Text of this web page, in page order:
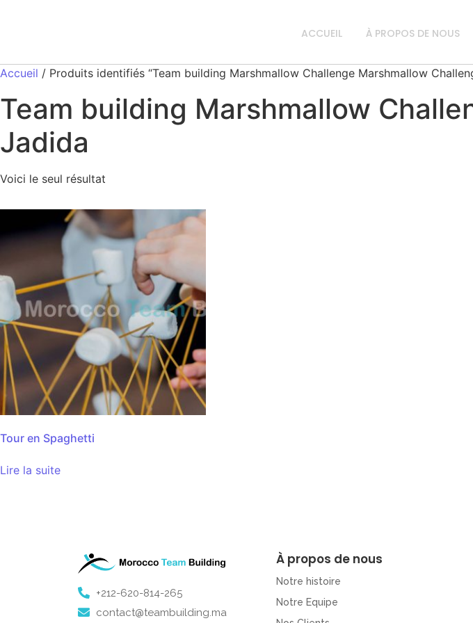
ACCUEIL À PROPOS DE NOUS
Accueil / Produits identifiés “Team building Marshmallow Challenge Marshmallow
Team building Marshmallow
Jadida
Voici le seul résultat
Tour en Spaghetti
Lire la suite
+212-620-814-265
contact@teambuilding.ma
À propos de nous
Notre histoire
Notre Equipe